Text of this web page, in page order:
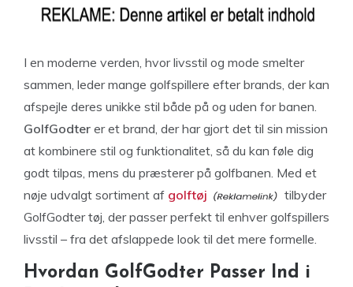
I en moderne verden, hvor livsstil og mode smelter
sammen, leder mange golfspillere efter brands, der kan
afspejle deres unikke stil både på og uden for banen.
GolfGodter er et brand, der har gjort det til sin mission
at kombinere stil og funktionalitet, så du kan føle dig
godt tilpas, mens du præsterer på golfbanen. Med et
nøje udvalgt sortiment af golftøj
tilbyder
GolfGodter tøj, der passer perfekt til enhver golfspillers
livsstil – fra det afslappede look til det mere formelle.
Hvordan GolfGodter Passer Ind i